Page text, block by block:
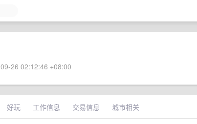
26 02:12:46 +08:00
好玩 工作信息 交易信息 城市相关